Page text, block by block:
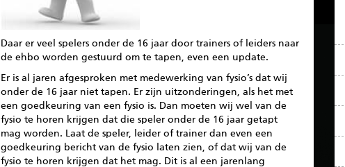
Daar er veel spelers onder de 16 jaar door trainers of leiders naar
de ehbo worden gestuurd om te tapen, even een update.
Er is al jaren afgesproken met medewerking van fysio’s dat wij
onder de 16 jaar niet tapen. Er zijn uitzonderingen, als het met
een goedkeuring van een fysio is. Dan moeten wij wel van de
fysio te horen krijgen dat die speler onder de 16 jaar getapt
mag worden. Laat de speler, leider of trainer dan even een
goedkeuring bericht van de fysio laten zien, of dat wij van de
fysio te horen krijgen dat het mag. Dit is al een jarenlang